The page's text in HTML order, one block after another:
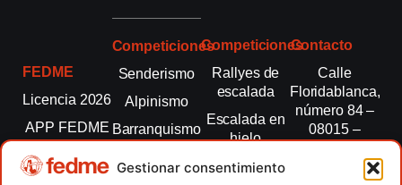
Gestionar consentimiento
FEDME
Licencia 2026
APP FEDME
Transparencia
Competiciones
Senderismo
Alpinismo
Barranquismo
montaña
Competiciones
Rallyes de
escalada
Escalada en
hielo
Esquí de
Contacto
Calle
Floridablanca,
número 84 –
08015 –
fedme@fedme.es